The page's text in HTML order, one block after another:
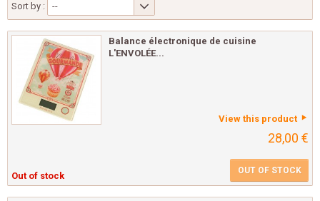
Sort by : --
Balance électronique de cuisine
L'ENVOLÉE...
View this product
28,00 €
Out of stock OUT OF STOCK